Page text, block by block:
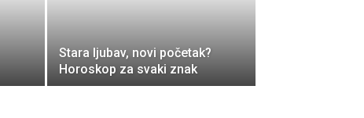
Stara ljubav, novi početak?
Horoskop za svaki znak